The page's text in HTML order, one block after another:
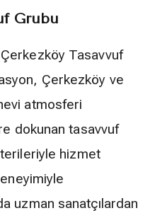
Grubu
Tasavvuf
Çerkezköy ve
atmosferi
dokunan tasavvuf
hizmet
uzman sanatçılardan